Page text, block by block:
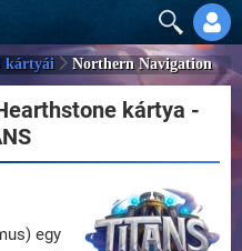
kártyái Northern Navigation
kártya -
egy